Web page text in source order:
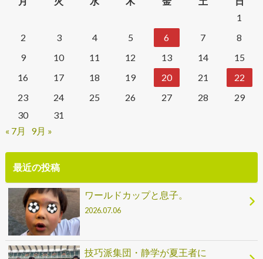
1
2
3 4 5 6 7
8
9
10 11 12 13 14
15
16
17 18 19 20 21
22
23
24 25 26 27 28
29
30
31
« 7月
9月 »
最近の投稿
ワールドカップと息子。
2026.07.06
技巧派集団・静学が夏王者に